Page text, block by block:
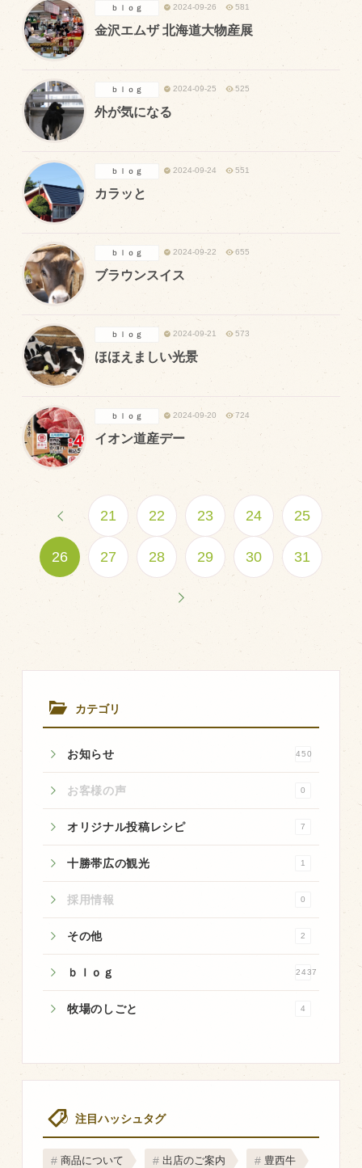
カテゴリ
お知らせ 450
お客様の声 0
オリジナル投稿レシピ 7
十勝帯広の観光 1
採用情報 0
その他 2
ｂｌｏｇ 2437
牧場のしごと 4
注目ハッシュタグ
商品について 出店のご案内 豊西牛
2024-09-26 581
金沢エムザ 北海道大物産展
ｂｌｏｇ
2024-09-25 525
外が気になる
ｂｌｏｇ
2024-09-24 551
カラッと
ｂｌｏｇ
2024-09-22 655
ブラウンスイス
ｂｌｏｇ
2024-09-21 573
ほほえましい光景
ｂｌｏｇ
2024-09-20 724
イオン道産デー
ｂｌｏｇ
21 22 23 24 25
26 27 28 29 30 31